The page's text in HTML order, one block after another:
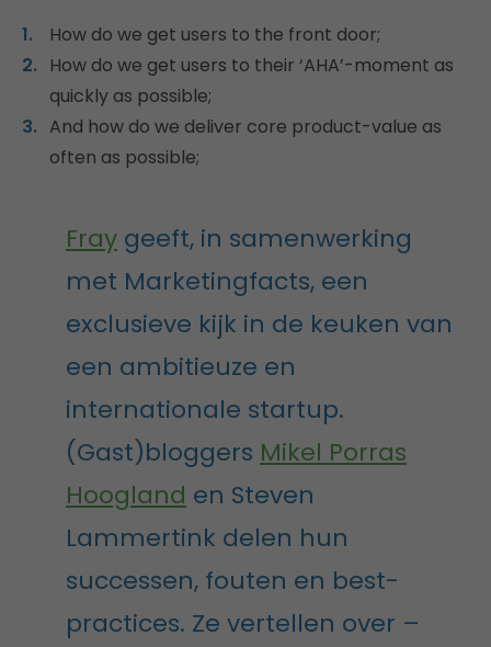
How do we get users to the front door;
How do we get users to their ‘AHA’-moment as
quickly as possible;
And how do we deliver core product-value as
often as possible;
Fray geeft, in samenwerking
met Marketingfacts, een
exclusieve kijk in de keuken van
een ambitieuze en
internationale startup.
(Gast)bloggers Mikel Porras
Hoogland en Steven
Lammertink delen hun
successen, fouten en best-
practices. Ze vertellen over –